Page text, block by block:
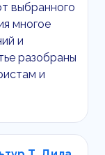
выбранного
многое
и
разобраны
и